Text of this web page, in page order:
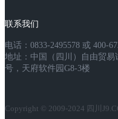
联系我们
电话：0833-2495578 或 400-
地址：中国（四川）自由贸
号，天府软件园G8-3楼
Copyright © 2009-2024 四川